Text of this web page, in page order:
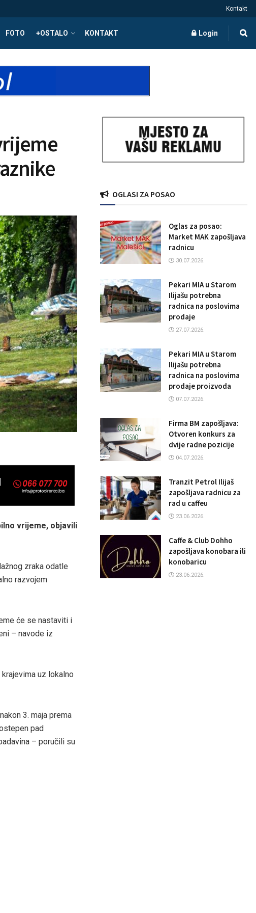
Kontakt
FOTO +OSTALO KONTAKT Login
vrijeme, objavili
zraka odatle
razvojem
će se nastaviti i
– navode iz
uz lokalno
3. maja prema
pad
– poručili su
OGLASI ZA POSAO
Oglas za posao:
Market MAK zapošljava
radnicu
30.07.2026.
Pekari MIA u Starom
Ilijašu potrebna
radnica na poslovima
prodaje
27.07.2026.
Pekari MIA u Starom
Ilijašu potrebna
radnica na poslovima
prodaje proizvoda
07.07.2026.
Firma BM zapošljava:
Otvoren konkurs za
dvije radne pozicije
04.07.2026.
Tranzit Petrol Ilijaš
zapošljava radnicu za
rad u caffeu
23.06.2026.
Caffe & Club Dohho
zapošljava konobara ili
konobaricu
23.06.2026.